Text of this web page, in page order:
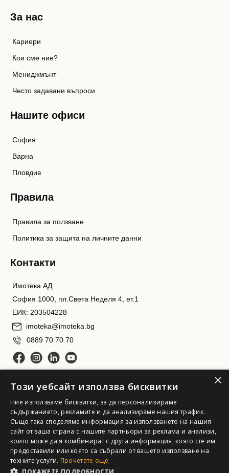
За нас
Кариери
Кои сме ние?
Мениджмънт
Често задавани въпроси
Нашите офиси
София
Варна
Пловдив
Правила
Правила за ползване
Политика за защита на личните данни
Контакти
Имотека АД
София 1000, пл.Света Неделя 4, ет.1
ЕИК: 203504228
imoteka@imoteka.bg
0889 70 70 70
Имотека АД. Всички права запазени
×
Този уебсайт използва бисквитки
Ние използваме бисквитки, за да персонализираме
съдържанието, рекламите и да анализираме нашия трафик.
Също така споделяме информация за използването на нашия
сайт от ваша страна с нашите партньори за реклама и анализи,
които може да я комбинират с друга информация, която сте им
предоставили или която са събрали от вашето използване на
техните услуги. Прочетете още